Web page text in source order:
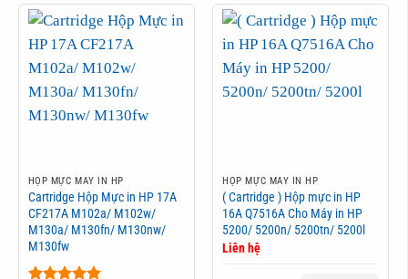
HỘP MỰC MÁY IN HP
Cartridge Hộp Mực in HP 17A
CF217A M102a/ M102w/
M130a/ M130fn/ M130nw/
M130fw
HỘP MỰC MÁY IN HP
( Cartridge ) Hộp mực in HP
16A Q7516A Cho Máy in HP
5200/ 5200n/ 5200tn/ 5200l
Liên hệ